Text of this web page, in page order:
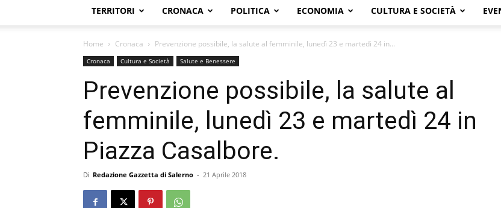
TERRITORI CRONACA POLITICA ECONOMIA CULTURA E SOCIETÀ
Home Cronaca Prevenzione possibile, la salute al femminile, lunedì 23 e martedì 24 in...
Cronaca Cultura e Società Salute e Benessere
Prevenzione possibile, la salute al
femminile, lunedì 23 e martedì 24 in
Piazza Casalbore.
Di Redazione Gazzetta di Salerno - 21 Aprile 2018